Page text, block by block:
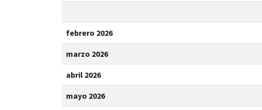
febrero 2026
marzo 2026
abril 2026
mayo 2026